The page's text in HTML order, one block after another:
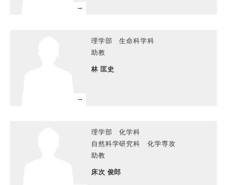
理学部 生命科学科
助教
林 匡史
理学部 化学科
自然科学研究科 化学専攻
助教
床次 俊郎